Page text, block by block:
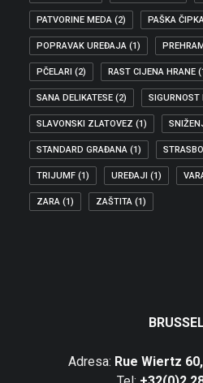
PATVORINE MEDA (2) PAŠKA
POPRAVAK UREĐAJA (1)
PČELARI (2) RAST CIJENA HRANE
SANA DELIKATESE (2) SIGURNOST
SLAVONSKI ZLATOVEZ (1)
STANDARD GRAĐANA (1)
TRIJUMF (1) UREĐAJI (1)
ZARA (1) ZAŠTITA (1)
Adresa: Rue Wiertz